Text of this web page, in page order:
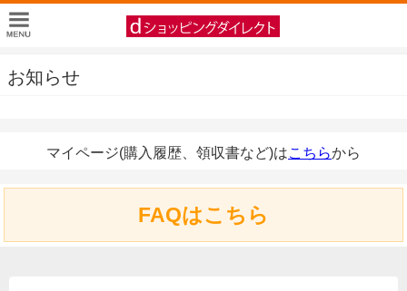
お知らせ
マイページ(購入履歴、領収書など)はこちらから
FAQはこちら